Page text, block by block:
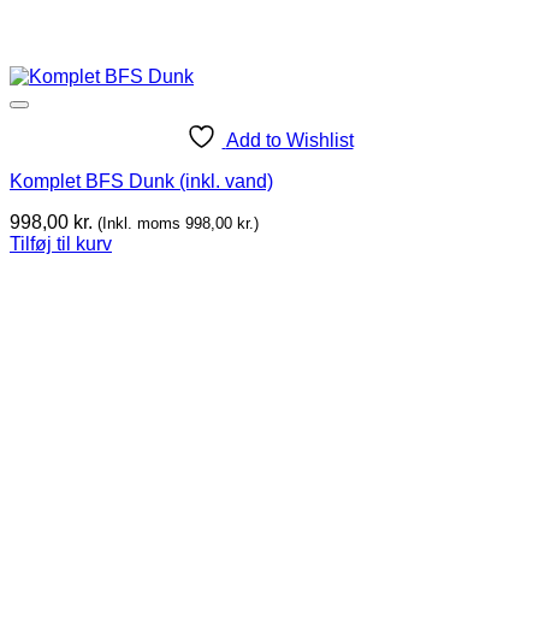
Add to Wishlist
Komplet BFS Dunk (inkl. vand)
998,00 kr. (Inkl. moms 998,00 kr.)
Tilføj til kurv